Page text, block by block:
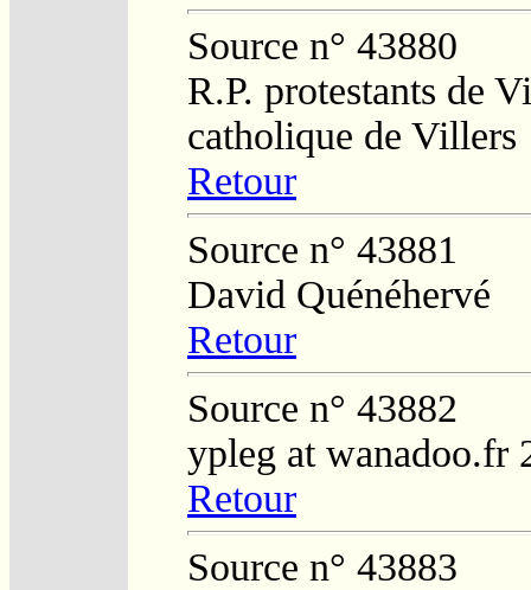
Source n° 43880
R.P. protestants de
catholique de Villers
Retour
Source n° 43881
David Quénéhervé
Retour
Source n° 43882
ypleg at wanadoo.fr
Retour
Source n° 43883